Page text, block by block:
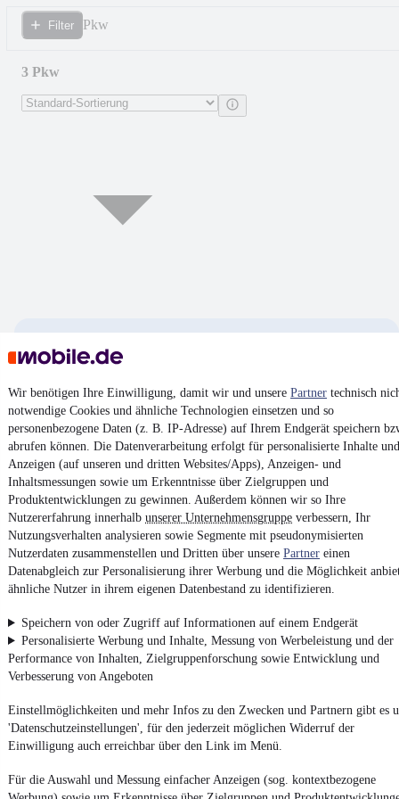
Wir benötigen Ihre Einwilligung, damit wir und unsere Partner technisch
notwendige Cookies und ähnliche Technologien einsetzen und so
personenbezogene Daten (z. B. IP-Adresse) auf Ihrem Endgerät speichern
abrufen können. Die Datenverarbeitung erfolgt für personalisierte Inhalte und
Anzeigen (auf unseren und dritten Websites/Apps), Anzeigen- und
Inhaltsmessungen sowie um Erkenntnisse über Zielgruppen und
Produktentwicklungen zu gewinnen. Außerdem können wir so Ihre
Nutzererfahrung innerhalb unserer Unternehmensgruppe verbessern, Ihr
Nutzungsverhalten analysieren sowie Segmente mit pseudonymisierten
Nutzerdaten zusammenstellen und Dritten über unsere Partner einen
Datenabgleich zur Personalisierung ihrer Werbung und die Möglichkeit
ähnliche Nutzer in ihrem eigenen Datenbestand zu identifizieren.
Speichern von oder Zugriff auf Informationen auf einem Endgerät
Personalisierte Werbung und Inhalte, Messung von Werbeleistung und der
Performance von Inhalten, Zielgruppenforschung sowie Entwicklung und
Verbesserung von Angeboten
Einstellmöglichkeiten und mehr Infos zu den Zwecken und Partnern gibt es
'Datenschutzeinstellungen', für den jederzeit möglichen Widerruf der
Einwilligung auch erreichbar über den Link im Menü.
Für die Auswahl und Messung einfacher Anzeigen (sog. kontextbezogene
Filter Pkw
3 Pkw
16.490 €
Finanzierung ab 175 € mtl.
Unfallfrei •EZ 03/2014 • 110.000 km • 125 kW (170 PS) •
AVANTGARDE/AUTOMATIK
Kontakt
Mercedes-Benz GLC 220 d 4MATIC
23.900 €
Finanzierung ab 254 €
Unfallfrei•EZ 10/2017•147.000 km• 125 kW (170 PS) •